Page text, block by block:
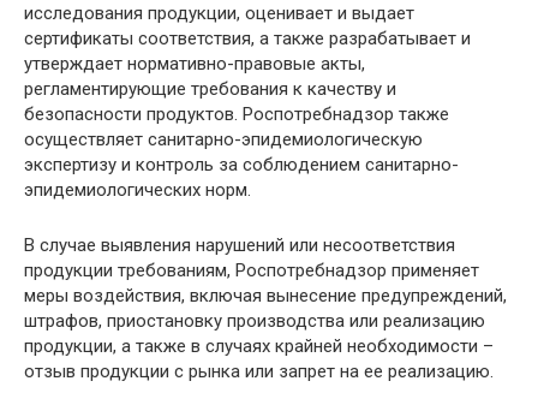
исследования продукции, оценивает и выдает
сертификаты соответствия, а также разрабатывает и
утверждает нормативно-правовые акты,
регламентирующие требования к качеству и
безопасности продуктов. Роспотребнадзор также
осуществляет санитарно-эпидемиологическую
экспертизу и контроль за соблюдением санитарно-
эпидемиологических норм.
В случае выявления нарушений или несоответствия
продукции требованиям, Роспотребнадзор применяет
меры воздействия, включая вынесение предупреждений,
штрафов, приостановку производства или реализацию
продукции, а также в случаях крайней необходимости –
отзыв продукции с рынка или запрет на ее реализацию.